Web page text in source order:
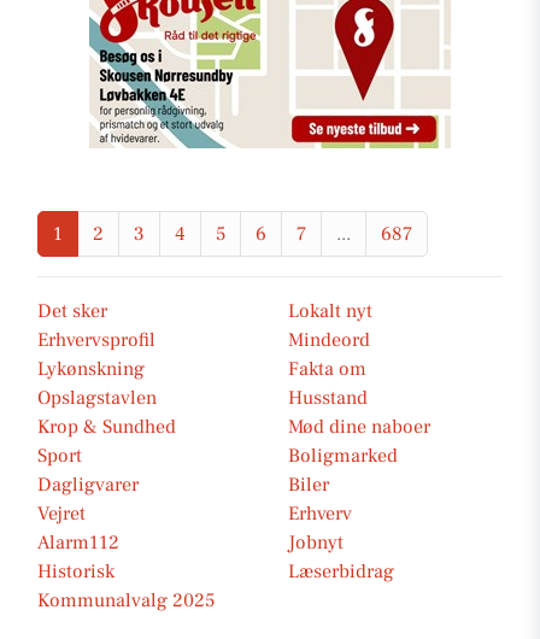
1 2 3 4 5 6 7 ... 687
Det sker
Lokalt nyt
Erhvervsprofil
Mindeord
Lykønskning
Fakta om
Opslagstavlen
Husstand
Krop & Sundhed
Mød dine naboer
Sport
Boligmarked
Dagligvarer
Biler
Vejret
Erhverv
Alarm112
Jobnyt
Historisk
Læserbidrag
Kommunalvalg 2025